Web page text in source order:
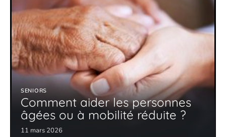
SENIORS
Comment aider les personnes
âgées ou à mobilité réduite ?
11 mars 2026